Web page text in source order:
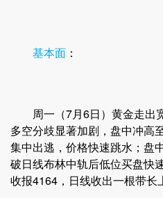
基本面 ：
周一（7月6日）黄金走出
多空分歧显著加剧，盘中冲高
集中出逃，价格快速跳水；盘
破日线布林中轨后低位买盘快
收报4164，日线收出一根带长